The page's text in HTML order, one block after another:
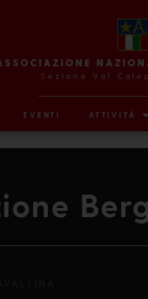
Sezione Val
EVENTI ATTIVITÀ